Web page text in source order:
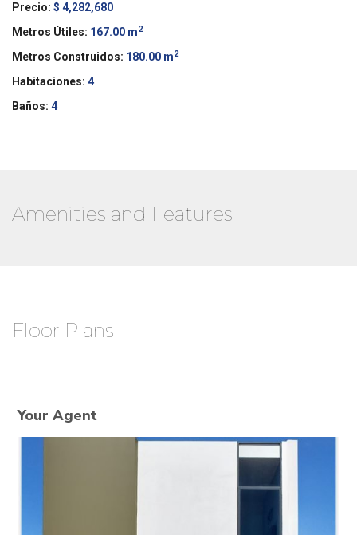
Precio: $ 4,282,680
Metros Útiles: 167.00 m2
Metros Construidos: 180.00 m2
Habitaciones: 4
Baños: 4
Amenities and Features
Floor Plans
Your Agent